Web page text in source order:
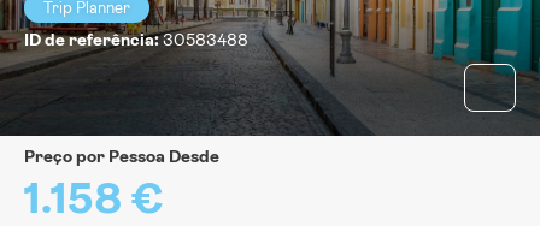
Trip Planner
ID de referência:30583488
Preço por Pessoa Desde
1.158 €